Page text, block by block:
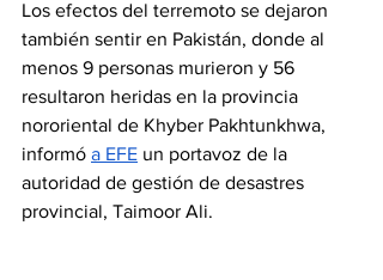
Los efectos del terremoto se dejaron
también sentir en Pakistán, donde al
menos 9 personas murieron y 56
resultaron heridas en la provincia
nororiental de Khyber Pakhtunkhwa,
informó a EFE un portavoz de la
autoridad de gestión de desastres
provincial, Taimoor Ali.